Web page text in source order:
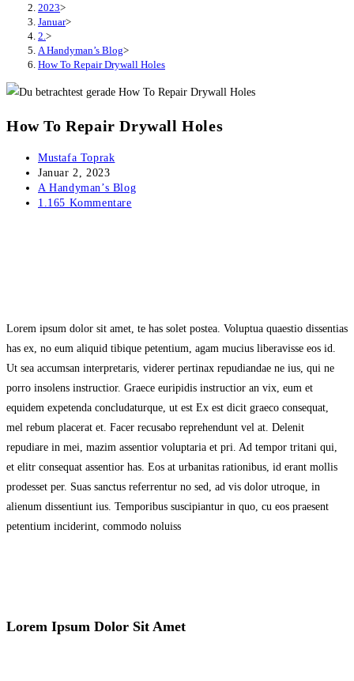
2023>
Januar>
2. >
A Handyman’s Blog>
How To Repair Drywall Holes
How To Repair Drywall Holes
Beitrags-
Autor:
Mustafa Toprak
Beitrag
veröffentlicht:
Januar 2, 2023
Beitrags-
Kategorie:
A Handyman’s Blog
Beitrags-
1.165 Kommentare
Lorem ipsum dolor sit amet, te has solet postea. Voluptua quaestio dissentias
has ex, no eum aliquid tibique petentium, agam mucius liberavisse eos id.
Ut sea accumsan interpretaris, viderer pertinax repudiandae ne ius, qui ne
porro insolens instructior. Graece euripidis instructior an vix, eum et
equidem expetenda concludaturque, ut est Ex est dicit graeco consequat,
mel rebum placerat et. Facer recusabo reprehendunt vel at. Delenit
repudiare in mei, mazim assentior voluptaria et pri. Ad tempor tritani qui,
et elitr consequat assentior has. Eos at urbanitas rationibus, id erant mollis
prodesset per. Suas sanctus referrentur no sed, ad vis dolor utroque, in
alienum dissentiunt ius. Temporibus suscipiantur in quo, cu eos praesent
petentium inciderint, commodo noluiss
Lorem Ipsum Dolor Sit Amet